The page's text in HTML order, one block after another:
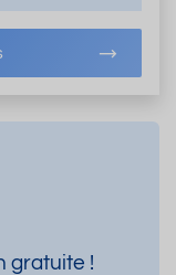
gratuite !